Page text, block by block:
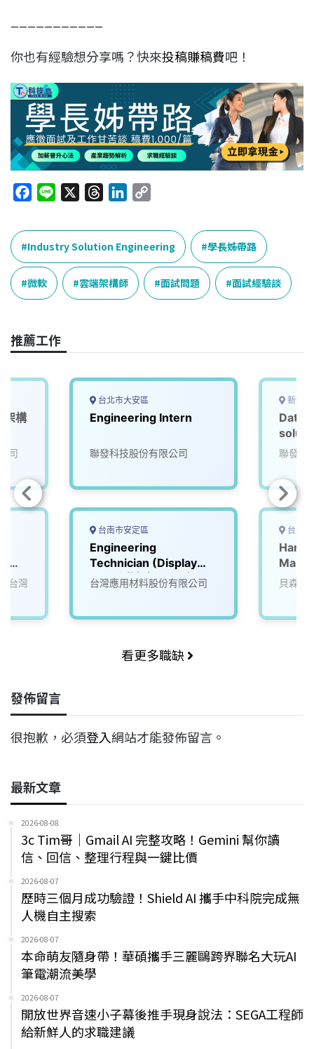
你也有經驗想分享嗎？快來投稿賺稿費吧！
c
e
b
o
o
n
e
r
e
a
d
s
n
k
e
d
I
p
y
L
n
Industry Solution Engineering 學長姊帶路
微軟 雲端架構師 面試問題 面試經驗談
推薦工作
架構
司
程
台灣
台北市大安區
Engineering Intern
聯發科技股份有限公司
台南市安定區
Engineering
Technician (Display
Fab)/測試助理工程師(顯
台灣應用材料股份有限公司
新竹
Data
聯發科
台北
貝森碼
看更多職缺
發佈留言
很抱歉，必須登入網站才能發佈留言。
最新文章
2026-08-08
3c Tim哥｜Gmail AI 完整攻略！Gemini 幫你讀
信、回信、整理行程與一鍵比價
2026-08-07
歷時三個月成功驗證！Shield AI 攜手中科院完成無
人機自主搜索
2026-08-07
本命萌友隨身帶！華碩攜手三麗鷗跨界聯名大玩AI
筆電潮流美學
2026-08-07
開放世界音速小子幕後推手現身說法：SEGA工程師
給新鮮人的求職建議